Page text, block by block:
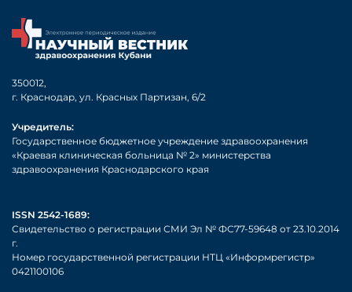
350012,
г. Краснодар, ул. Красных Партизан, 6/2
Учредитель:
Государственное бюджетное учреждение здравоохранения
«Краевая клиническая больница № 2» министерства
здравоохранения Краснодарского края
ISSN 2542-1689:
Свидетельство о регистрации СМИ Эл № ФС77-59648 от 23.10.2014
г.
Номер государственной регистрации НТЦ «Информрегистр»
0421100106